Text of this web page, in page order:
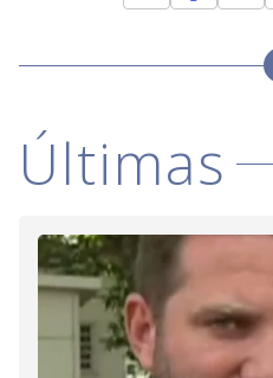
d
e
o
Últimas